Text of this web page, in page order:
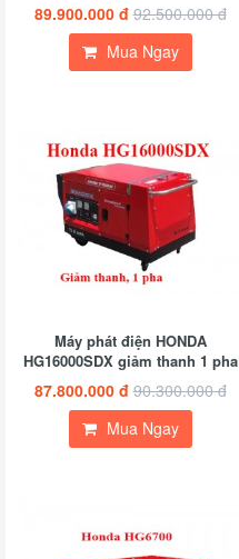
89.900.000 đ 92.500.000 đ
Mua Ngay
Máy phát điện HONDA
HG16000SDX giảm thanh 1 pha
87.800.000 đ 90.300.000 đ
Mua Ngay